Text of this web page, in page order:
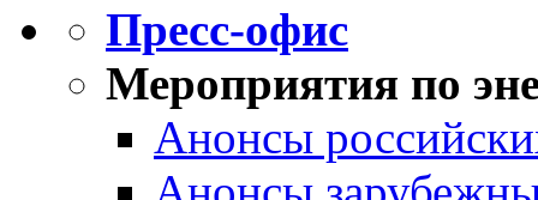
Пресс-офис
Мероприятия по
Анонсы